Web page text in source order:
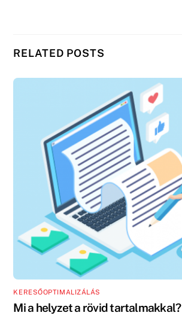
RELATED POSTS
KERESŐOPTIMALIZÁLÁS
Mi a helyzet a rövid tartalmakkal?